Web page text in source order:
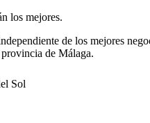
los mejores.
de los mejores
de Málaga.
Sol